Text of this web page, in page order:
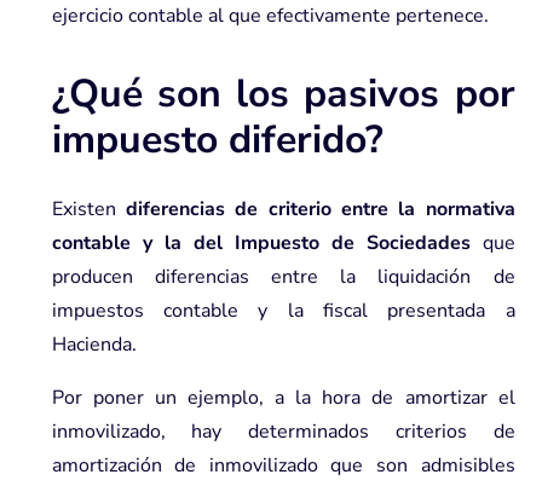
ejercicio contable al que efectivamente pertenece.
¿Qué son los pasivos por
impuesto diferido?
Existendiferencias de criterio entre la normativa
contable y la del Impuesto de Sociedadesque
producen diferencias entre la liquidación de
impuestos contable y la fiscal presentada a
Hacienda.
Por poner un ejemplo, a la hora de amortizar el
inmovilizado, hay determinados criterios de
amortización de inmovilizado que son admisibles